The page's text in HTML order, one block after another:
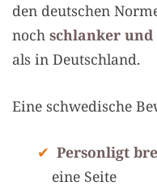
den deutschen
noch schlanker
als in Deutschland.
Eine schwedische
Personligt
eine Seite